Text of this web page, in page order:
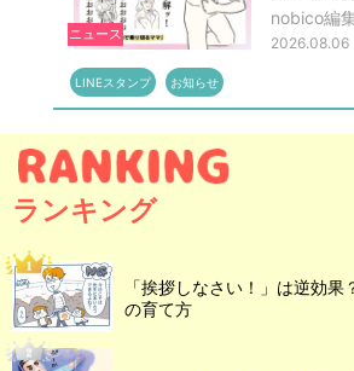
ニュース
nobico編
2026.08.06
LINEスタンプ お知らせ
ランキング
「挨拶しなさい！」は逆効
の育て方